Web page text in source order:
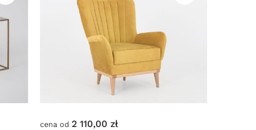
cena od 2 110,00 zł